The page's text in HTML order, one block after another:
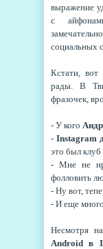
выражение
с
социальных
Кстати, вот
рады. В
фразочек,
- У кого
-Instagram
это был клуб
- Мне не
фолловить
- Ну вот,
- И еще
Несмотря
Android в